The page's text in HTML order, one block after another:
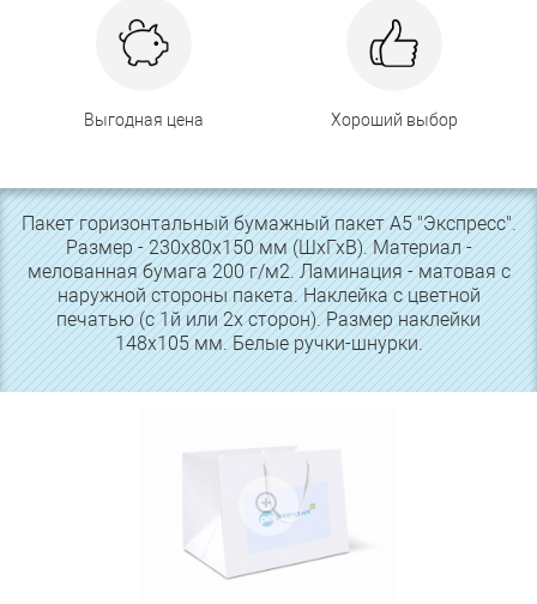
Выгодная цена Хороший выбор
Пакет горизонтальный бумажный пакет А5 "Экспресс".
Размер - 230х80х150 мм (ШхГхВ). Материал -
мелованная бумага 200 г/м2. Ламинация - матовая с
наружной стороны пакета. Наклейка с цветной
печатью (с 1й или 2х сторон). Размер наклейки
148х105 мм. Белые ручки-шнурки.